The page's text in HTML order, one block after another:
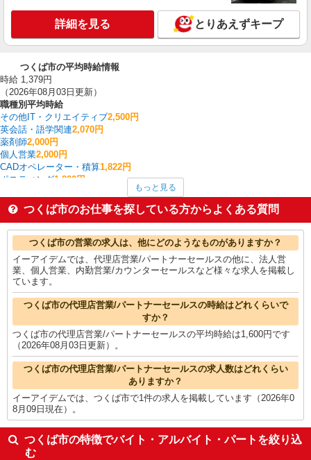
詳細を見る とりあえずキープ
つくば市の平均時給情報
時給 1,379円
（2026年08月03日更新）
職種別平均時給
その他IT・クリエイティブ2,500円
英会話・語学関連2,070円
薬剤師2,000円
個人営業2,000円
CADオペレーター・積算1,822円
ポスティング1,800円
法人営業 1,717円
クレーン・玉掛1,700円
看護師・保健師・看護助手・助産師1,663円
つくば市の他の職種の平均時給を見る
もっと見る
つくば市のお仕事を探している方からよくある質問
つくば市の営業の求人は、他にどのようなものがありますか？
イーアイデムでは、代理店営業/パートナーセールスの他に、法人営
業、個人営業、内勤営業/カウンターセールスなど様々な求人を掲載し
ています。
つくば市の代理店営業/パートナーセールスの時給はどれくらいで
すか？
つくば市の代理店営業/パートナーセールスの平均時給は1,600円です
（2026年08月03日更新）。
つくば市の代理店営業/パートナーセールスの求人数はどれくらい
ありますか？
イーアイデムでは、つくば市で1件の求人を掲載しています（2026年0
8月09日現在）。
つくば市の特徴でバイト・アルバイト・パートを絞り込
む